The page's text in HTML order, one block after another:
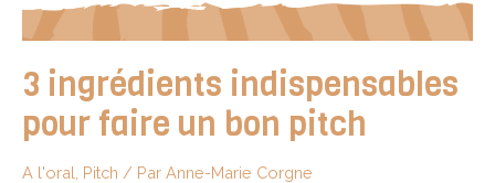
3 ingrédients indispensables
pour faire un bon pitch
A l'oral Pitch / Par Anne-Marie Corgne